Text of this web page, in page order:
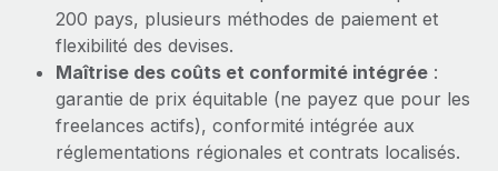
200 pays, plusieurs méthodes de paiement et
flexibilité des devises.
Maîtrise des coûts et conformité intégrée :
garantie de prix équitable (ne payez que pour les
freelances actifs), conformité intégrée aux
réglementations régionales et contrats localisés.